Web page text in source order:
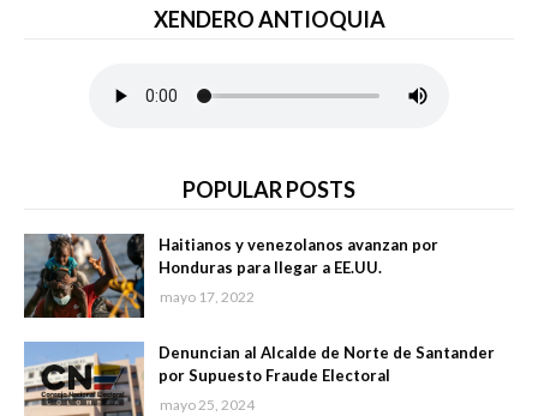
XENDERO ANTIOQUIA
POPULAR POSTS
Haitianos y venezolanos avanzan por
Honduras para llegar a EE.UU.
mayo 17, 2022
Denuncian al Alcalde de Norte de Santander
por Supuesto Fraude Electoral
mayo 25, 2024